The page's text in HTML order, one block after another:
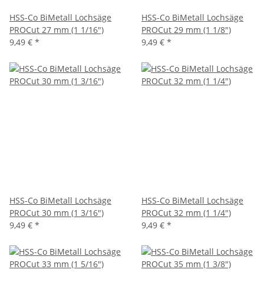
HSS-Co BiMetall Lochsäge
PROCut 27 mm (1 1/16")
9,49 € *
HSS-Co BiMetall Lochsäge
PROCut 29 mm (1 1/8")
9,49 € *
HSS-Co BiMetall Lochsäge
PROCut 30 mm (1 3/16")
9,49 € *
HSS-Co BiMetall Lochsäge
PROCut 32 mm (1 1/4")
9,49 € *